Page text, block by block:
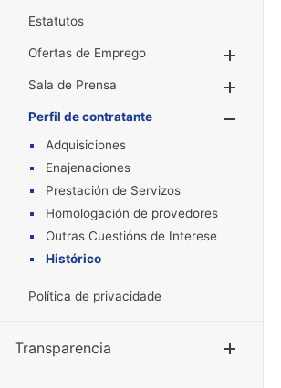
Estatutos
Ofertas de Emprego
Sala de Prensa
Perfil de contratante
Adquisiciones
Enajenaciones
Prestación de Servizos
Homologación de provedores
Outras Cuestións de Interese
Histórico
Política de privacidade
Transparencia